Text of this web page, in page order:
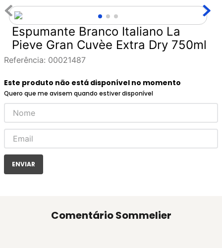
Espumante Branco Italiano La
Pieve Gran Cuvèe Extra Dry 750ml
Referência: 00021487
Este produto não está disponível no momento
Quero que me avisem quando estiver disponível
ENVIAR
Comentário Sommelier